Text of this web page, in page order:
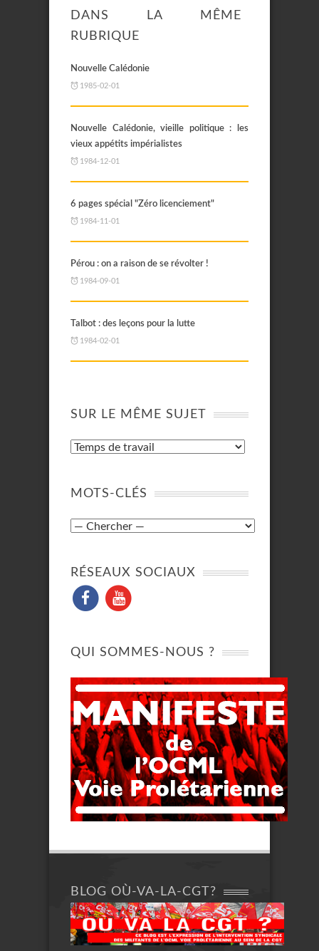
DANS LA MÊME
RUBRIQUE
Nouvelle Calédonie
1985-02-01
Nouvelle Calédonie, vieille politique : les
vieux appétits impérialistes
1984-12-01
6 pages spécial "Zéro licenciement"
1984-11-01
Pérou : on a raison de se révolter !
1984-09-01
Talbot : des leçons pour la lutte
1984-02-01
SUR LE MÊME SUJET
MOTS-CLÉS
RÉSEAUX SOCIAUX
QUI SOMMES-NOUS ?
BLOG OÙ-VA-LA-CGT?